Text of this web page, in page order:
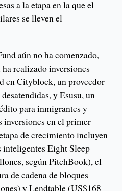
a la etapa en la que el
se lleven el
aún no ha comenzado,
realizado inversiones
en Cityblock, un proveedor
y Esusu, un
para inmigrantes y
en el primer
de crecimiento incluyen
Eight Sleep
según PitchBook), el
de cadena de bloques
y Lendtable (US$168